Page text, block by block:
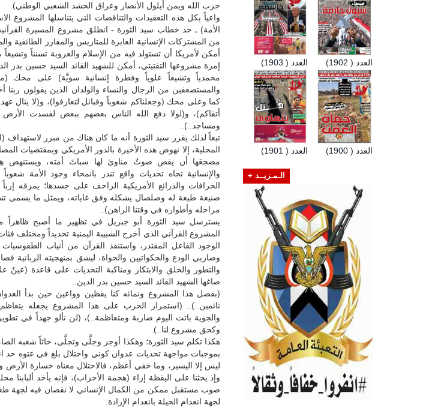
حزب الله ويمن أيلول الأنصار وعراق الحشد الشعبي الوطني).
واعياً بكل هذه التعقيدات والتناقضات التي يتناسلها المشروع
الأمة) ـ حد خطاب سيد الثورة - انطلق مشروع المسيرة
من المشتركات الإنسانية العابرة للمتاريس والمفارز الطائفية
أمكن لأمريكا أن تستولد فيه من الإسلام والعروبة تسنناً
إمرة مشروعها التفتيتي، أمكن للشهيد القائد السيد حسين بدر
محمدياً وتشيعاً علوياً وفطرة إنسانية سويَّة) على محك
والمستضعفين من الرجال والنساء والولدان الذين يقولون ربنا
كما وعلى محك (وجعلناكم شعوباً وقبائل لتعارفوا)، و(لا ينال
أتقاكم)، و(لولا دفع الله الناس بعضهم ببعض لفسدت
ومساجد..)..
تبعاً لذلك يقرر سيد الثورة أنه ما كان هناك من مبرر لاستهداف
المحلية، إلا نهوض هذه الأخيرة بالدور الأمريكي وبمقتضيات
مضجعَها أن يقض صوتٌ مناوئ لها سباتَ أمته، ويستنهض
والإنسانية تجاه تحديات واقع تنذر بانمحاء وجود الأمة
الخرافات والذرائع الأمريكية الزاحف على جسدها؛ يمزقه
صنيعة طيعة له وصلصال يشكله وفق غاياته، ويمثل ما يسمى
مراحله وأطواره في وقتنا الراهن)..
يسترسل سيد الثورة أبو جبريل في تظهير ما أصبح ظاهراً
المشروع القرآني الذي أخرج الشبيبة اليمنية تحديداً ومختلف
الوجود الفاعل المقتدر، واستنقذ القرآن من أنياب
وضاربي الودع والحكواتيين والحواة، ليشق بمنهجيته الربانية
والتطور والخلق والابتكار ومناكبة التحديات على قاعدة
صاغها الشهيد القائد السيد حسين بدر الدين..
(بفضل هذا المشروع ونمائه كنا يقظين وواعين حين بدأ
نائمين..).. (استمرار الحرب على هذا المشروع يجعله يتعاظم
والجوية باتت اليوم ضاربة ومتعاظمة..)، (لن نألو جهداً في
وكحق مشروع لنا..).
هكذا تكلم سيد الثورة؛ وهكذا أوجز وجلَّى وتجلَّى، حاثاً شعبه
بموجبات مواجهة تحديات عدوان كوني واحتلال بلغ في عتوه
ليس إلا اليسير، وما خفي أعظم، فالاحتلال معناه خسارة الأرض
وإذ يحثنا على اليقظة إزاء (هجمة الأحزاب)، فإنه يأخذ ألبابنا
صوب مستقبل ممكن من الكمال الإنساني لا نقصان فيه لجهة
لجهة انعدام الحيلة بانعدام الإرادة.
العدد ( 1903) العدد ( 1902)
العدد ( 1901) العدد ( 1900)
الـمـزيــد +